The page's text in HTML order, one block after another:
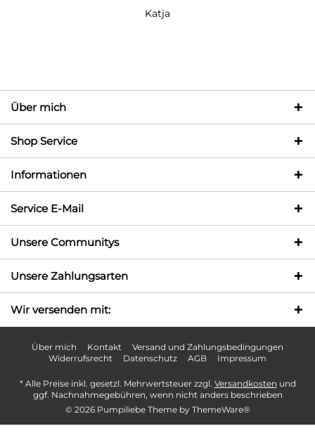
Katja
Über mich
Shop Service
Informationen
Service E-Mail
Unsere Communitys
Unsere Zahlungsarten
Wir versenden mit:
Über mich Kontakt
Versand und Zahlungsbedingungen
Widerrufsrecht
Datenschutz AGB Impressum
* Alle Preise inkl. gesetzl. Mehrwertsteuer zzgl. Versandkosten und
ggf. Nachnahmegebühren, wenn nicht anders beschrieben
© 2026 Pumpiliebe Theme by ThemeWare®